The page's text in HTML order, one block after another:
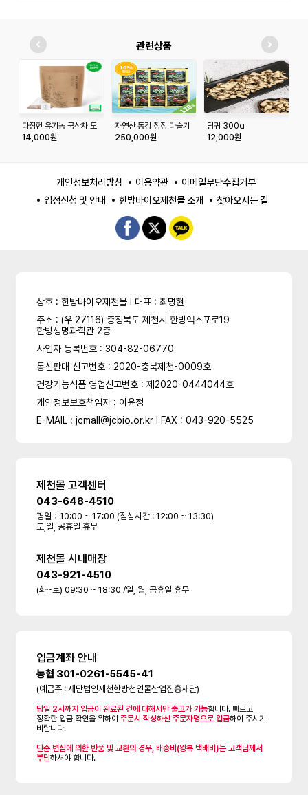
관련상품
다정헌 유기농 국산차 도
라지차 20티백+20티백
14,000원
자연산 동강 청정 다슬기
농축액100mlx120포
250,000원
당귀 300g
12,000원
개인정보처리방침 이용약관
이메일무단수집거부
입점신청 및 안내
한방바이오제천몰 소개 찾아오시는 길
상호 : 한방바이오제천몰 l 대표 : 최명현
주소 : (우 27116) 충청북도 제천시 한방엑스포로19
한방생명과학관 2층
사업자 등록번호 : 304-82-06770
통신판매 신고번호 : 2020-충북제천-0009호
건강기능식품 영업신고번호 : 제2020-0444044호
개인정보보호책임자 : 이윤정
E-MAIL : jcmall@jcbio.or.kr l FAX : 043-920-5525
제천몰 고객센터
043-648-4510
평일：10:00 ~ 17:00 (점심시간 : 12:00 ~ 13:30)
토,일, 공휴일 휴무
제천몰 시내매장
043-921-4510
(화~토) 09:30 ~ 18:30 /일, 월, 공휴일 휴무
입금계좌 안내
농협 301-0261-5545-41
(예금주 : 재단법인제천한방천연물산업진흥재단)
당일 2시까지 입금이 완료된 건에 대해서만 출고가 가능합니다. 빠르고
정확한 입금 확인을 위하여주문시 작성하신 주문자명으로 입금하여 주시기
바랍니다.
단순 변심에 의한 반품 및 교환의 경우, 배송비(왕복 택배비)는 고객님께서
부담하셔야 합니다.